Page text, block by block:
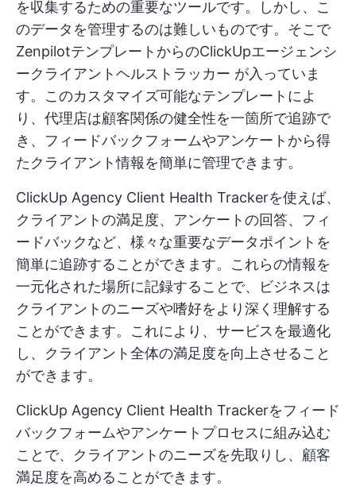
を収集するための重要なツールです。しかし、こ
のデータを管理するのは難しいものです。そこで
ZenpilotテンプレートからのClickUpエージェンシ
ークライアントヘルストラッカー が入っていま
す。このカスタマイズ可能なテンプレートによ
り、代理店は顧客関係の健全性を一箇所で追跡で
き、フィードバックフォームやアンケートから得
たクライアント情報を簡単に管理できます。
ClickUp Agency Client Health Trackerを使えば、
クライアントの満足度、アンケートの回答、フィ
ードバックなど、様々な重要なデータポイントを
簡単に追跡することができます。これらの情報を
一元化された場所に記録することで、ビジネスは
クライアントのニーズや嗜好をより深く理解する
ことができます。これにより、サービスを最適化
し、クライアント全体の満足度を向上させること
ができます。
ClickUp Agency Client Health Trackerをフィード
バックフォームやアンケートプロセスに組み込む
ことで、クライアントのニーズを先取りし、顧客
満足度を高めることができます。